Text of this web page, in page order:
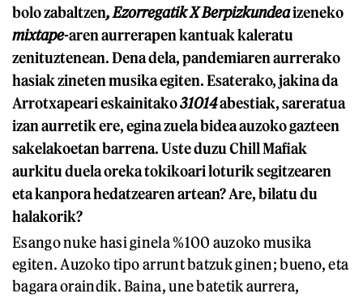
bolo zabaltzen, Ezorregatik X Berpizkundeaizeneko
mixtape-aren aurrerapen kantuak kaleratu
zenituztenean. Dena dela, pandemiaren aurrerako
hasiak zineten musika egiten. Esaterako, jakina da
Arrotxapeari eskainitako31014abestiak, sareratua
izan aurretik ere, egina zuela bidea auzoko gazteen
sakelakoetan barrena. Uste duzu Chill Mafiak
aurkitu duela oreka tokikoari loturik segitzearen
eta kanpora hedatzearen artean? Are, bilatu du
halakorik?
Esango nuke hasi ginela %100 auzoko musika
egiten. Auzoko tipo arrunt batzuk ginen; bueno, eta
bagara oraindik. Baina, une batetik aurrera,